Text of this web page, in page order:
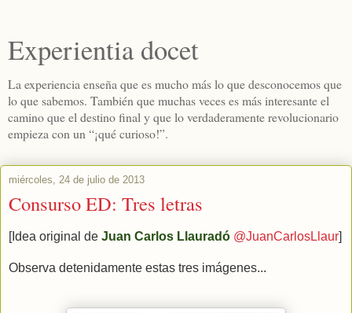
Experientia docet
La experiencia enseña que es mucho más lo que desconocemos que
lo que sabemos. También que muchas veces es más interesante el
camino que el destino final y que lo verdaderamente revolucionario
empieza con un “¡qué curioso!”.
miércoles, 24 de julio de 2013
Consurso ED: Tres letras
[Idea original de Juan Carlos Llauradó @JuanCarlosLlaur]
Observa detenidamente estas tres imágenes...